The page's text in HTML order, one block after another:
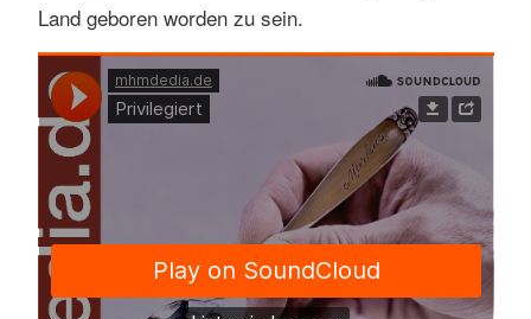
Land geboren worden zu sein.